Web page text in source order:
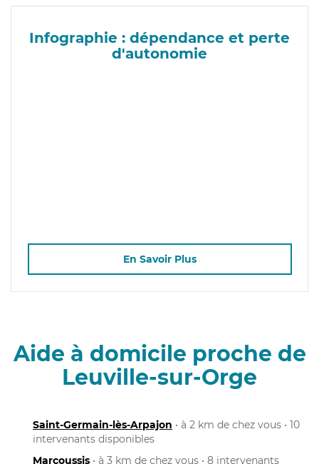
Infographie : dépendance et perte
d'autonomie
En Savoir Plus
Aide à domicile proche de
Leuville-sur-Orge
Saint-Germain-lès-Arpajon • à 2 km de chez vous • 10
intervenants disponibles
Marcoussis • à 3 km de chez vous • 8 intervenants